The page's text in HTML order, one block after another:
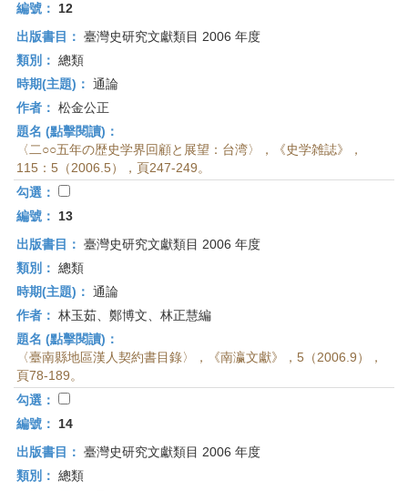
編號：
12
出版書目： 臺灣史研究文獻類目 2006 年度
類別： 總類
時期(主題)： 通論
作者： 松金公正
題名 (點擊閱讀)：
〈二○○五年の歴史学界回顧と展望：台湾〉，《史学雑誌》，
115：5（2006.5），頁247-249。
勾選：
編號：
13
出版書目： 臺灣史研究文獻類目 2006 年度
類別： 總類
時期(主題)： 通論
作者： 林玉茹、鄭博文、林正慧編
題名 (點擊閱讀)：
〈臺南縣地區漢人契約書目錄〉，《南瀛文獻》，5（2006.9），
頁78-189。
勾選：
編號：
14
出版書目： 臺灣史研究文獻類目 2006 年度
類別： 總類